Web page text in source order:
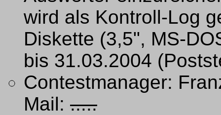
wird als Kontroll-Log
Diskette (3,5", MS-
bis 31.03.2004
Contestmanager:
Mail: .....